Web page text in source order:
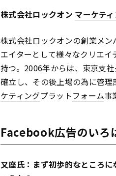
株式会社ロックオン マーケテ
株式会社ロックオンの創業メ
エイターとして様々なクリエ
持つ。2006年からは、東京支
確立し、その後上場の為に管
ケティングプラットフォーム事
Facebook広告のいろ
又座氏：まず初歩的なところ